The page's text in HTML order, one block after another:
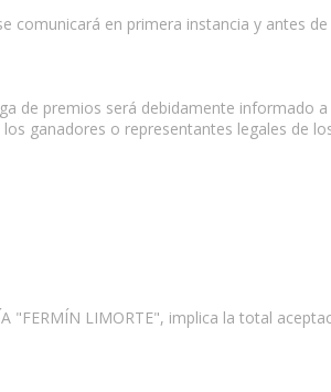
comunicará en primera instancia y antes
de premios será debidamente informado
ganadores o representantes legales de
"FERMÍN LIMORTE", implica la total